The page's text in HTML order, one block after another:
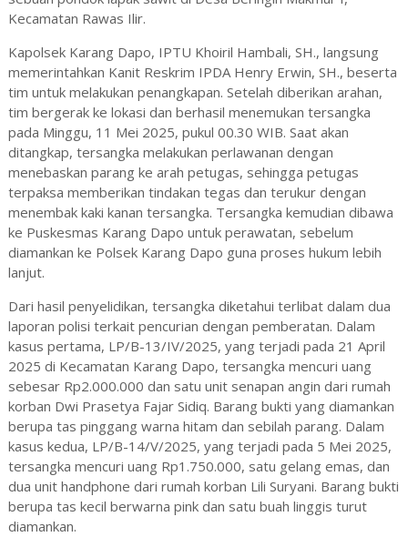
Kecamatan Rawas Ilir.
Kapolsek Karang Dapo, IPTU Khoiril Hambali, SH., langsung
memerintahkan Kanit Reskrim IPDA Henry Erwin, SH., beserta
tim untuk melakukan penangkapan. Setelah diberikan arahan,
tim bergerak ke lokasi dan berhasil menemukan tersangka
pada Minggu, 11 Mei 2025, pukul 00.30 WIB. Saat akan
ditangkap, tersangka melakukan perlawanan dengan
menebaskan parang ke arah petugas, sehingga petugas
terpaksa memberikan tindakan tegas dan terukur dengan
menembak kaki kanan tersangka. Tersangka kemudian dibawa
ke Puskesmas Karang Dapo untuk perawatan, sebelum
diamankan ke Polsek Karang Dapo guna proses hukum lebih
lanjut.
Dari hasil penyelidikan, tersangka diketahui terlibat dalam dua
laporan polisi terkait pencurian dengan pemberatan. Dalam
kasus pertama, LP/B-13/IV/2025, yang terjadi pada 21 April
2025 di Kecamatan Karang Dapo, tersangka mencuri uang
sebesar Rp2.000.000 dan satu unit senapan angin dari rumah
korban Dwi Prasetya Fajar Sidiq. Barang bukti yang diamankan
berupa tas pinggang warna hitam dan sebilah parang. Dalam
kasus kedua, LP/B-14/V/2025, yang terjadi pada 5 Mei 2025,
tersangka mencuri uang Rp1.750.000, satu gelang emas, dan
dua unit handphone dari rumah korban Lili Suryani. Barang bukti
berupa tas kecil berwarna pink dan satu buah linggis turut
diamankan.